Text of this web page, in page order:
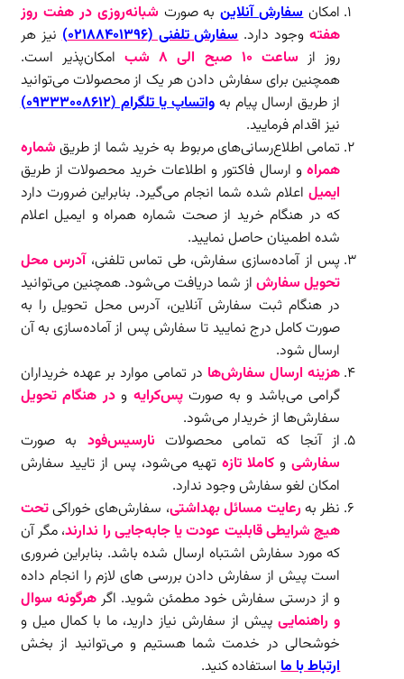
امکانسفارش آنلاینبه صورت شبانه‌روزی در هفت روز
هفتهوجود دارد.سفارش تلفنی (۰۲۱۸۸۴۰۱۳۹۶)
نیز هر
روز از ساعت ۱۰ صبح الی ۸ شب
امکان‌پذیر است.
همچنین برای سفارش دادن هر یک از محصولات می‌توانید
از طریق ارسال پیام بهواتساپ یا تلگرام (۰۹۳۳۳۰۰۸۶۱۲)
نیز اقدام فرمایید.
تمامی اطلاع‌رسانی‌های مربوط به خرید شما از طریق شماره
همراهو ارسال فاکتور و اطلاعات خرید محصولات از طریق
ایمیل اعلام شده شما انجام می‌گیرد. بنابراین ضرورت دارد
که در هنگام خرید از صحت شماره همراه و ایمیل اعلام
شده اطمینان حاصل نمایید.
پس از آماده‌سازی سفارش، طی تماس تلفنی،آدرس محل
تحویل سفارشاز شما دریافت می‌شود. همچنین می‌توانید
در هنگام ثبت سفارش آنلاین، آدرس محل تحویل را به
صورت کامل درج نمایید تا سفارش پس از آماده‌سازی به آن
ارسال شود.
هزینه ارسال سفارش‌ها در تمامی موارد بر عهده خریداران
گرامی می‌باشد و به صورتپس‌کرایه ودر هنگام تحویل
سفارش‌ها از خریدار می‌شود.
از آنجا که تمامی محصولات نارسیس‌فود به صورت
سفارشی و کاملا تازهتهیه می‌شود، پس از تایید سفارش
امکان لغو سفارش وجود ندارد.
نظر بهرعایت مسائل بهداشتی، سفارش‌های خوراکیتحت
هیچ شرایطی قابلیت عودت یا جابه‌جایی را ندارند، مگر آن
که مورد سفارش اشتباه ارسال شده باشد. بنابراین ضروری
است پیش از سفارش دادن بررسی های لازم را انجام داده
و از درستی سفارش خود مطمئن شوید. اگرهرگونه سوال
و راهنماییپیش از سفارش نیاز دارید، ما با کمال میل و
خوشحالی در خدمت شما هستیم و می‌توانید از بخش
ارتباط با مااستفاده کنید.